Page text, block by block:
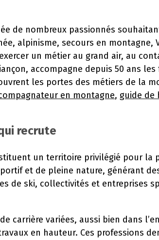
de nombreux passionnés
alpinisme, secours en
un métier au grand air, au
accompagne depuis 50 ans
les portes des métiers de la
en montagne, guide de
recrute
un territoire privilégié pour la
et de pleine nature, générant
de ski, collectivités et entreprises
carrière variées, aussi bien dans
en hauteur. Ces professions